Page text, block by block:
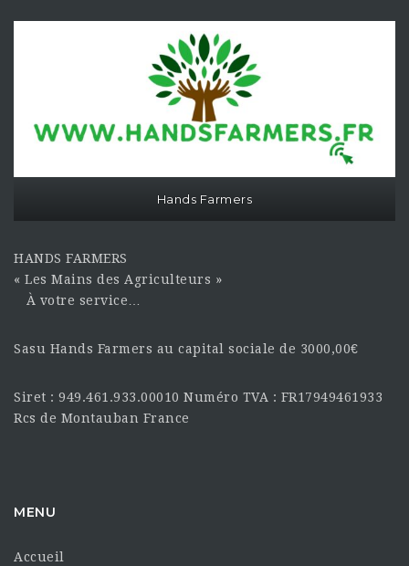
Hands Farmers
HANDS FARMERS
« Les Mains des Agriculteurs »
À votre service…
Sasu Hands Farmers au capital sociale de 3000,00€
Siret : 949.461.933.00010 Numéro TVA : FR17949461933
Rcs de Montauban France
MENU
Accueil